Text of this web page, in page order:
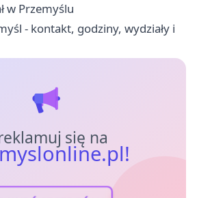
w Przemyślu
- kontakt, godziny, wydziały i
się na